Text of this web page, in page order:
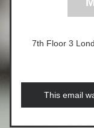
7th Floor 3
This email